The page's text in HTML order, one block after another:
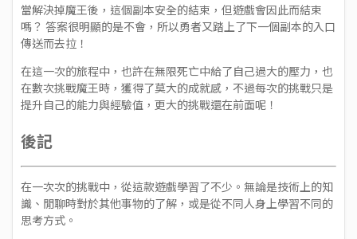
當解決掉魔王後，這個副本安全的結束，但遊戲會因此而結束
嗎？ 答案很明顯的是不會，所以勇者又踏上了下一個副本的入口
傳送而去拉！
在這一次的旅程中，也許在無限死亡中給了自己過大的壓力，也
在數次挑戰魔王時，獲得了莫大的成就感，不過每次的挑戰只是
提升自己的能力與經驗值，更大的挑戰還在前面呢！
後記
在一次次的挑戰中，從這款遊戲學習了不少。無論是技術上的知
識、閒聊時對於其他事物的了解，或是從不同人身上學習不同的
思考方式。